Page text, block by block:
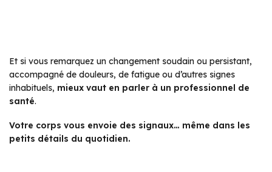
Et si vous remarquez un changement soudain ou persistant,
accompagné de douleurs, de fatigue ou d’autres signes
inhabituels, mieux vaut en parler à un professionnel de
santé.
Votre corps vous envoie des signaux… même dans les
petits détails du quotidien.